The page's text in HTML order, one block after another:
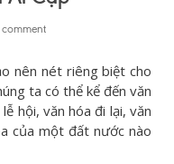
comment
nên nét riêng biệt cho
ta có thể kể đến văn
hội, văn hóa đi lại, văn
của một đất nước nào